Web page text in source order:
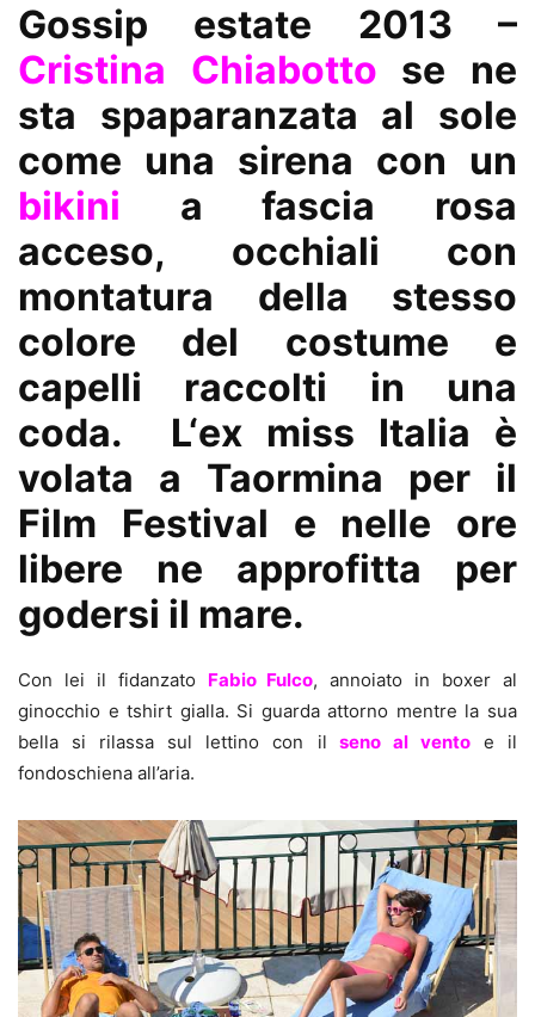
Gossip estate 2013 –
Cristina Chiabotto se ne
sta spaparanzata al sole
come una sirena con un
bikini a fascia rosa
acceso, occhiali con
montatura della stesso
colore del costume e
capelli raccolti in una
coda. L‘ex miss Italia è
volata a Taormina per il
Film Festival e nelle ore
libere ne approfitta per
godersi il mare.
Con lei il fidanzato Fabio Fulco, annoiato in boxer al
ginocchio e tshirt gialla. Si guarda attorno mentre la sua
bella si rilassa sul lettino con il seno al vento e il
fondoschiena all’aria.